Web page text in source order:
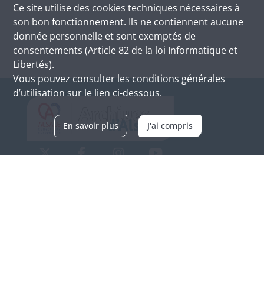
Ce site utilise des cookies techniques nécessaires à
son bon fonctionnement. Ils ne contiennent aucune
donnée personnelle et sont exemptés de
consentements (Article 82 de la loi Informatique et
Libertés).
Vous pouvez consulter les conditions générales
d’utilisation sur le lien ci-dessous.
En savoir plus J'ai compris